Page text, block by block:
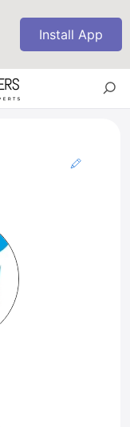
Install App